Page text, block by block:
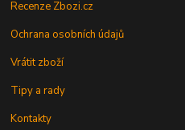
Recenze Zbozi.cz
Ochrana osobních údajů
Vrátit zboží
Tipy a rady
Kontakty